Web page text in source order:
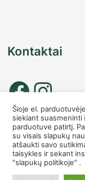
Kontaktai
Tel. nr.:
info@charmshop.lt
MB Charmshop
Įmonės kodas
PVM kodas
Šioje el.
siekiant suasmeninti
parduotuve patirtį.
su visais slapukų
atšaukti savo
taisykles ir sekant
"slapukų politikoje" .